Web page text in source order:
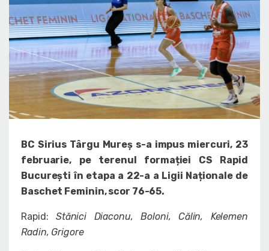
BC Sirius Târgu Mureș s-a impus miercuri, 23
februarie, pe terenul formației CS Rapid
București în etapa a 22-a a Ligii Naționale de
Baschet Feminin, scor 76-65.
Rapid: Stănici Diaconu, Boloni, Călin, Kelemen
Radin, Grigore